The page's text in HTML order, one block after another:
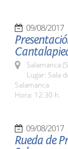
09/08/2017
Salamanca
Lugar: Sala
Salamanca
Hora: 12:30 h.
09/08/2017
Rueda de